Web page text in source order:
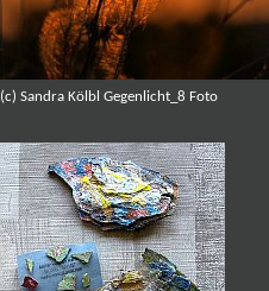
(c) Sandra Kölbl Gegenlicht_8 Foto